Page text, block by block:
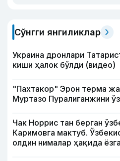
Сўнгги янгиликлар
Украина дронлари
киши ҳалок бўлди (видео)
"Пахтакор" Эрон терма
Муртазо Пуралиганжини
Чак Норрис тан берган
Каримовга мактуб.
олдин нималар ҳақида